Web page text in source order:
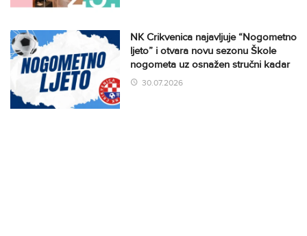
NK Crikvenica najavljuje “Nogometno
ljeto” i otvara novu sezonu Škole
nogometa uz osnažen stručni kadar
30.07.2026